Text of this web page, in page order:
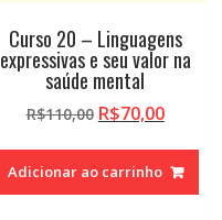
Curso 20 – Linguagens
expressivas e seu valor na
saúde mental
R$110,00 O
original
era:
R$70,00O
atual
é:
Adicionar ao carrinho